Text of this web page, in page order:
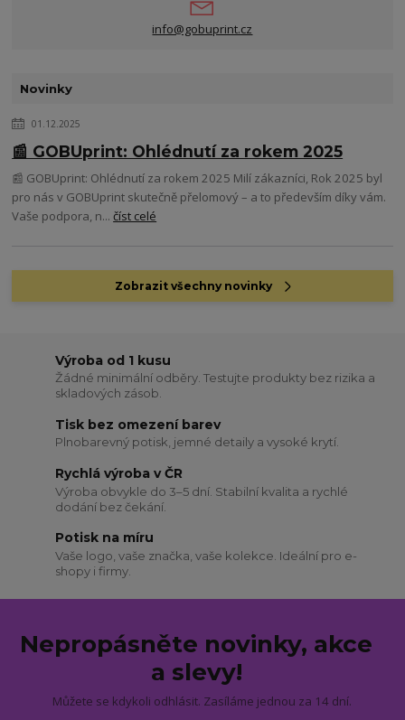
info@gobuprint.cz
Novinky
01.12.2025
📰 GOBUprint: Ohlédnutí za rokem 2025
📰 GOBUprint: Ohlédnutí za rokem 2025 Milí zákazníci, Rok 2025 byl
pro nás v GOBUprint skutečně přelomový – a to především díky vám.
Vaše podpora, n...číst celé
Zobrazit všechny novinky
Výroba od 1 kusu
Žádné minimální odběry. Testujte produkty bez rizika a
skladových zásob.
Tisk bez omezení barev
Plnobarevný potisk, jemné detaily a vysoké krytí.
Rychlá výroba v ČR
Výroba obvykle do 3–5 dní. Stabilní kvalita a rychlé
dodání bez čekání.
Potisk na míru
Vaše logo, vaše značka, vaše kolekce. Ideální pro e-
shopy i firmy.
Nepropásněte novinky, akce
a slevy!
Můžete se kdykoli odhlásit. Zasíláme jednou za 14 dní.